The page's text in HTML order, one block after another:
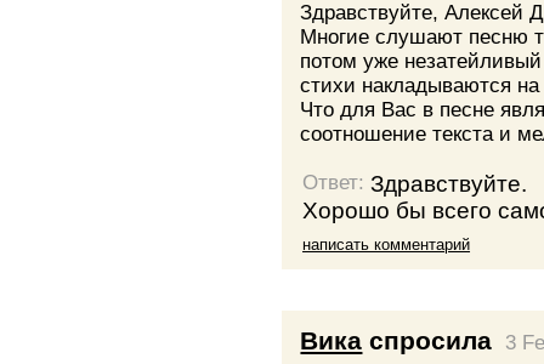
Здравствуйте, Алексей
Многие слушают песню
потом уже незатейливый
стихи накладываются
Что для Вас в песне
соотношение текста и
Ответ:Здравствуйте.
Хорошо бы всего
написать комментарий
Вика спросила
3